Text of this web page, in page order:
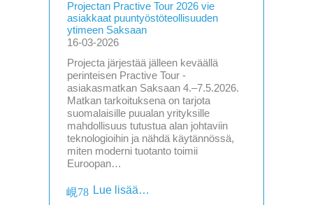
Projectan Practive Tour 2026 vie
asiakkaat puuntyöstöteollisuuden
ytimeen Saksaan
16-03-2026
Projecta järjestää jälleen keväällä
perinteisen Practive Tour -
asiakasmatkan Saksaan 4.–7.5.2026.
Matkan tarkoituksena on tarjota
suomalaisille puualan yrityksille
mahdollisuus tutustua alan johtaviin
teknologioihin ja nähdä käytännössä,
miten moderni tuotanto toimii
Euroopan…
Lue lisää…